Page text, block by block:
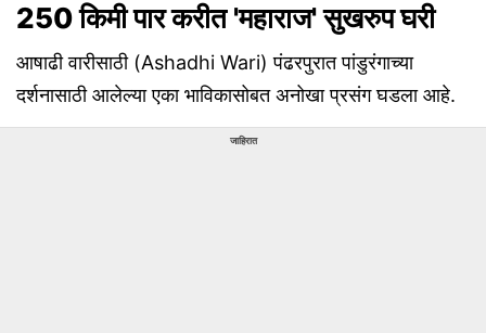
250 किमी पार करीत 'महाराज' सुखरुप घरी
आषाढी वारीसाठी (Ashadhi Wari) पंढरपुरात पांडुरंगाच्या
दर्शनासाठी आलेल्या एका भाविकासोबत अनोखा प्रसंग घडला आहे.
जाहिरात